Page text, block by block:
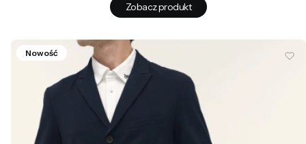
Zobacz produkt
Nowość